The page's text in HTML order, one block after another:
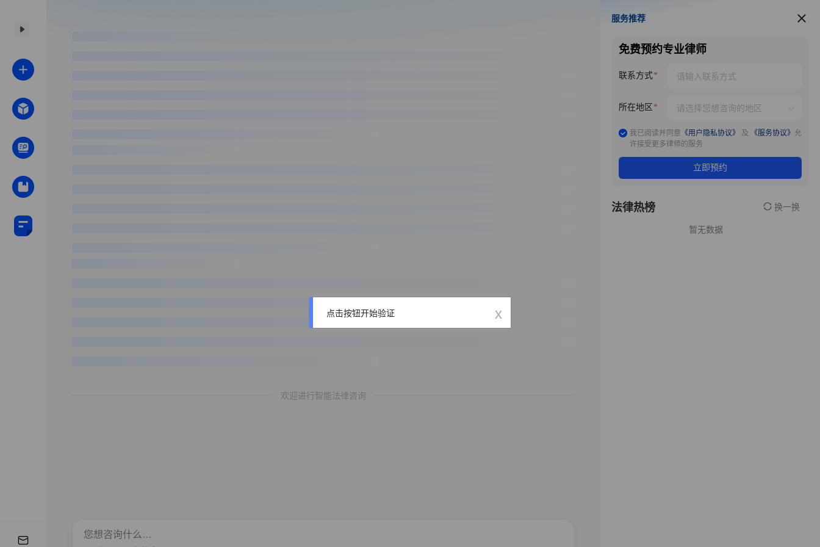
欢迎进行智能法律咨询
服务推荐
服务推荐
免费预约专业律师
联系方式
所在地区
我已阅读并同意 《用户隐私协议》 及 《服务协议》 允
许接受更多律师的服务
立即预约
法律热榜 换一换
暂无数据
点击按钮开始验证 x